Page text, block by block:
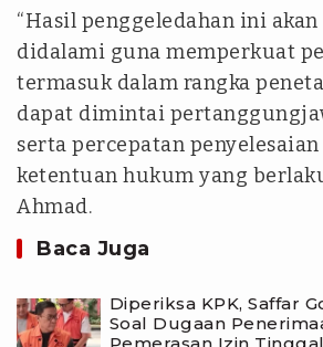
“Hasil penggeledahan ini
didalami guna memperkuat
termasuk dalam rangka
dapat dimintai
serta percepatan
ketentuan hukum yang
Ahmad.
Baca Juga
Diperiksa KPK, Saffar
Soal Dugaan